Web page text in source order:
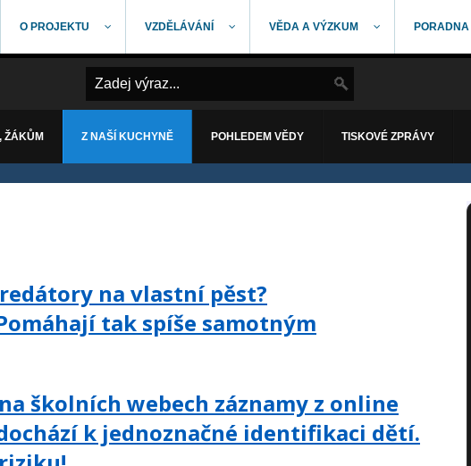
O PROJEKTU VZDĚLÁVÁNÍ VĚDA A VÝZKUM PORADNA
ŽÁKŮM Z NAŠÍ KUCHYNĚ POHLEDEM VĚDY TISKOVÉ ZPRÁVY
na vlastní pěst?
tak spíše samotným
školních webech záznamy z online
k jednoznačné identifikaci dětí.